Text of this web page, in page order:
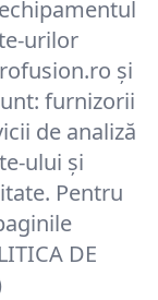
urilor
și
furnizorii
de analiză
ului și
Pentru
DE